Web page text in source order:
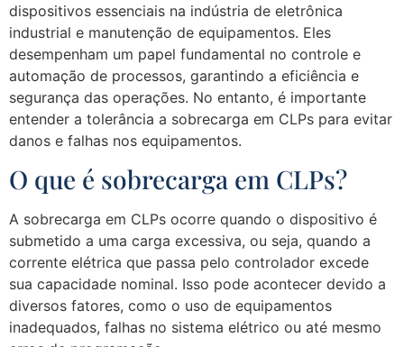
dispositivos essenciais na indústria de eletrônica
industrial e manutenção de equipamentos. Eles
desempenham um papel fundamental no controle e
automação de processos, garantindo a eficiência e
segurança das operações. No entanto, é importante
entender a tolerância a sobrecarga em CLPs para evitar
danos e falhas nos equipamentos.
O que é sobrecarga em CLPs?
A sobrecarga em CLPs ocorre quando o dispositivo é
submetido a uma carga excessiva, ou seja, quando a
corrente elétrica que passa pelo controlador excede
sua capacidade nominal. Isso pode acontecer devido a
diversos fatores, como o uso de equipamentos
inadequados, falhas no sistema elétrico ou até mesmo